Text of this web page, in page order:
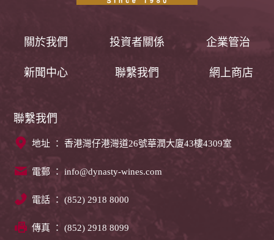
關於我們 投資者關係 企業管治
新聞中心 聯繫我們 網上商店
聯繫我們
地址 ： 香港灣仔港灣道26號華潤大廈43樓4309室
電郵 ：info@dynasty-wines.com
電話 ： (852) 2918 8000
傳真 ： (852) 2918 8099